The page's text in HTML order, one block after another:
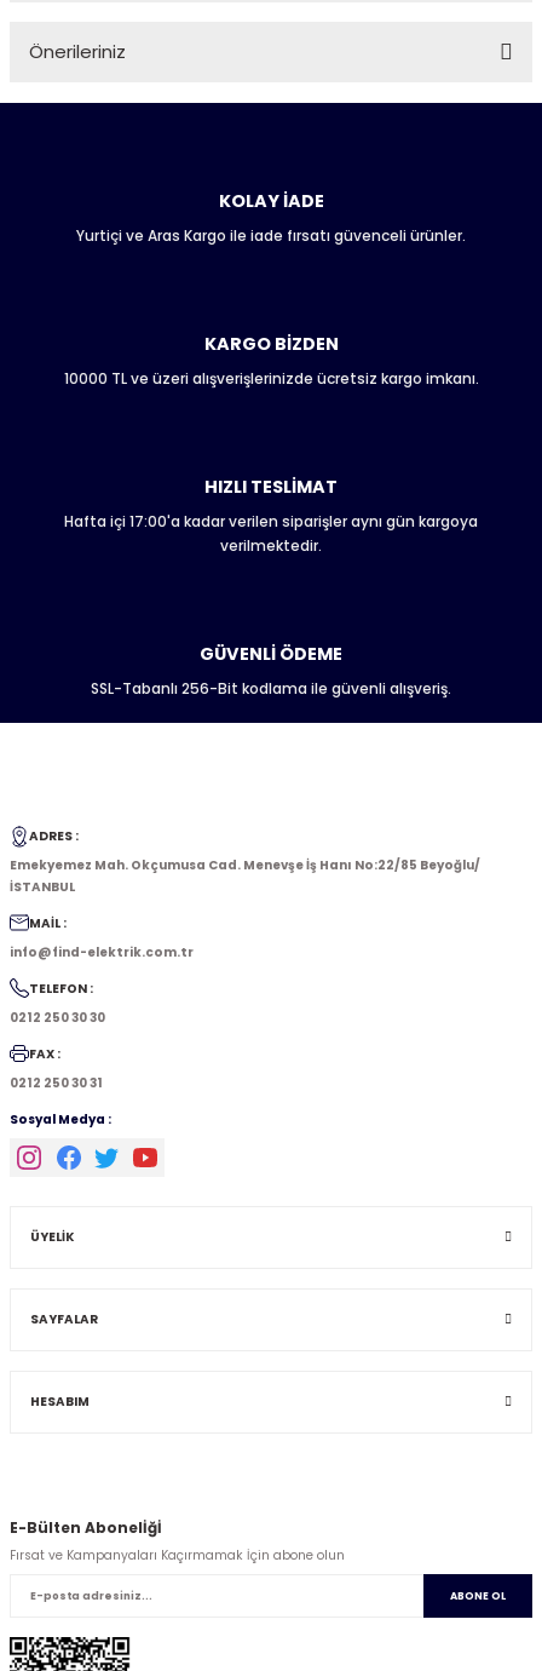
Önerileriniz
Bu ürünün fiyat bilgisi, resim, ürün açıklamalarında ve diğer
Ürün resmi kalitesiz, bozuk veya görüntülenemiyor.
Ürün fiyatı diğer sitelerden daha pahalı.
Bu ürüne benzer farklı alternatifler olmalı.
Gönder
KOLAY İADE
Yurtiçi ve Aras Kargo ile iade fırsatı güvenceli ürünler.
KARGO BİZDEN
10000 TL ve üzeri alışverişlerinizde ücretsiz kargo imkanı.
HIZLI TESLİMAT
Hafta içi 17:00'a kadar verilen siparişler aynı gün kargoya
verilmektedir.
GÜVENLİ ÖDEME
SSL-Tabanlı 256-Bit kodlama ile güvenli alışveriş.
ADRES :
Emekyemez Mah. Okçumusa Cad. Menevşe İş Hanı No:22/85 Beyoğlu/
İSTANBUL
MAİL :
info@find-elektrik.com.tr
TELEFON :
0212 250 30 30
FAX :
0212 250 30 31
Sosyal Medya :
ÜYELİK
SAYFALAR
HESABIM
E-Bülten Abonelİğİ
Fırsat ve Kampanyaları Kaçırmamak İçin abone olun
ABONE OL